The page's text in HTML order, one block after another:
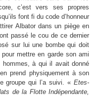
c’est vers ses propres
font fi du code d’honneur
Albator dans un piège en
passé le cou de ce dernier
sur lui une bombe qui doit
mettre en garde son ami
hommes, à qui il avait donné
prend physiquement à son
groupe qui l’a suivi. « Etes-
de la Flotte Indépendante,